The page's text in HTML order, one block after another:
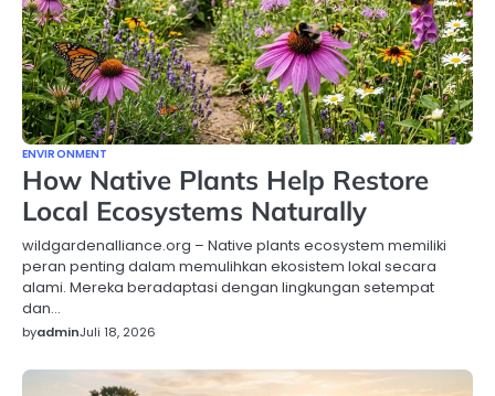
ENVIRONMENT
How Native Plants Help Restore
Local Ecosystems Naturally
wildgardenalliance.org – Native plants ecosystem memiliki
peran penting dalam memulihkan ekosistem lokal secara
alami. Mereka beradaptasi dengan lingkungan setempat
dan…
byadminJuli 18, 2026